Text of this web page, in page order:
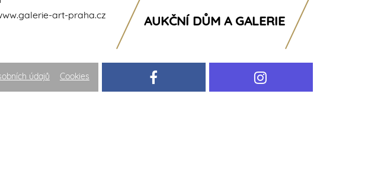
art-praha.cz
AUKČNÍ DŮM A GALERIE
údajů Cookies